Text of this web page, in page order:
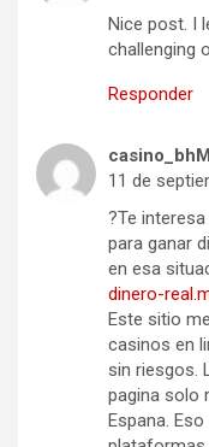
Nice post. I
challenging
Responder
11 de
?Te
para ganar
en esa
dinero-
Este sitio
casinos en
sin riesgos.
pagina solo
Espana.